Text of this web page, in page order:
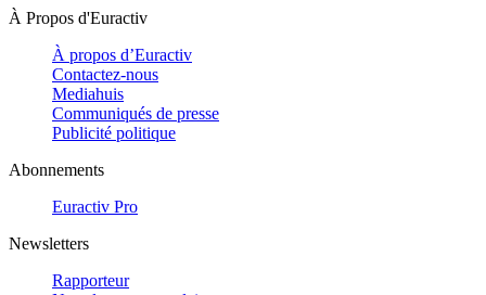
À Propos d'Euractiv
À propos d’Euractiv
Contactez-nous
Mediahuis
Communiqués de presse
Publicité politique
Abonnements
Euractiv Pro
Newsletters
Rapporteur